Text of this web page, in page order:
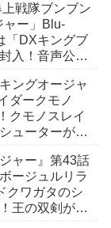
上戦隊ブンブン
ャー」Blu-
「DXキングブ
入！音声公
ングオージャ
ダークモノ
クモノスレイ
ューターが付
ャー』第43話
ージュルリラ
クワガタのシ
王の双剣が一